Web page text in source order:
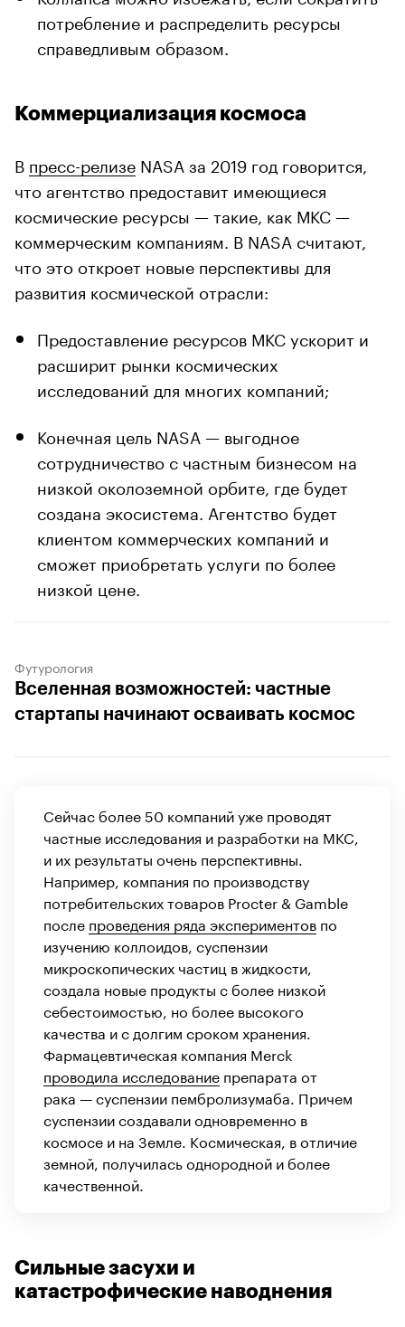
потребление и распределить ресурсы
справедливым образом.
Коммерциализация космоса
В пресс-релизе NASA за 2019 год говорится,
что агентство предоставит имеющиеся
космические ресурсы — такие, как МКС —
коммерческим компаниям. В NASA считают,
что это откроет новые перспективы для
развития космической отрасли:
Предоставление ресурсов МКС ускорит и
расширит рынки космических
исследований для многих компаний;
Конечная цель NASA — выгодное
сотрудничество с частным бизнесом на
низкой околоземной орбите, где будет
создана экосистема. Агентство будет
клиентом коммерческих компаний и
сможет приобретать услуги по более
низкой цене.
Футурология
Вселенная возможностей: частные
стартапы начинают осваивать космос
Сейчас более 50 компаний уже проводят
частные исследования и разработки на МКС,
и их результаты очень перспективны.
Например, компания по производству
потребительских товаров Procter & Gamble
после проведения ряда экспериментов по
изучению коллоидов, суспензии
микроскопических частиц в жидкости,
создала новые продукты с более низкой
себестоимостью, но более высокого
качества и с долгим сроком хранения.
Фармацевтическая компания Merck
проводила исследование препарата от
рака — суспензии пембролизумаба. Причем
суспензии создавали одновременно в
космосе и на Земле. Космическая, в отличие
земной, получилась однородной и более
качественной.
Сильные засухи и
катастрофические наводнения